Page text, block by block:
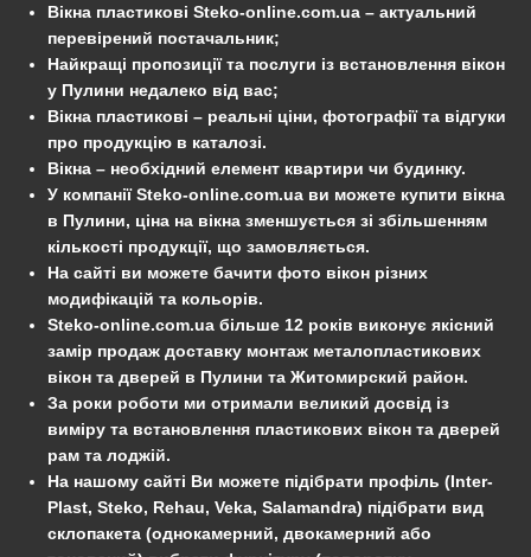
Вікна пластикові Steko-online.com.ua – актуальний
перевірений постачальник;
Найкращі пропозиції та послуги із встановлення вікон
у Пулини недалеко від вас;
Вікна пластикові – реальні ціни, фотографії та відгуки
про продукцію в каталозі.
Вікна – необхідний елемент квартири чи будинку.
У компанії Steko-online.com.ua ви можете купити вікна
в Пулини, ціна на вікна зменшується зі збільшенням
кількості продукції, що замовляється.
На сайті ви можете бачити фото вікон різних
модифікацій та кольорів.
Steko-online.com.ua більше 12 років виконує якісний
замір продаж доставку монтаж металопластикових
вікон та дверей в Пулини та Житомирский район.
За роки роботи ми отримали великий досвід із
виміру та встановлення пластикових вікон та дверей
рам та лоджій.
На нашому сайті Ви можете підібрати профіль (Inter-
Plast, Steko, Rehau, Veka, Salamandra) підібрати вид
склопакета (однокамерний, двокамерний або